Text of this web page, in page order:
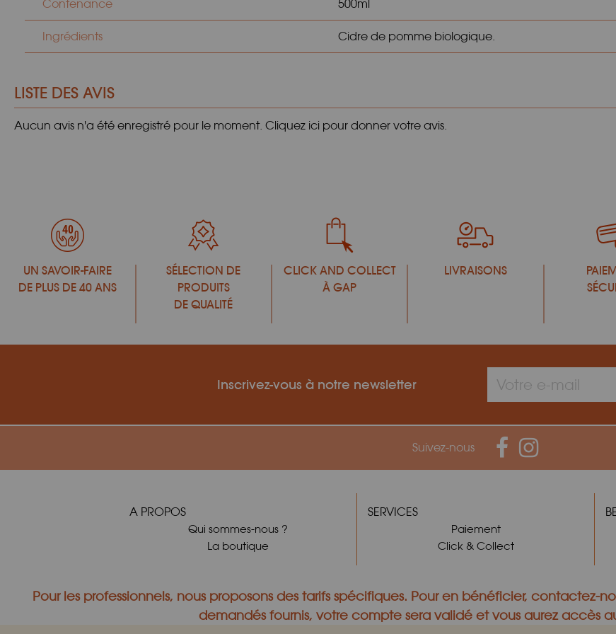
Contenance 500ml
Ingrédients Cidre de pomme biologique.
LISTE DES AVIS
Aucun avis n'a été enregistré pour le moment. Cliquez ici pour donner votre avis.
UN SAVOIR-FAIRE
DE PLUS DE 40 ANS
SÉLECTION DE
PRODUITS
DE QUALITÉ
CLICK AND COLLECT
À GAP
LIVRAISONS
Inscrivez-vous à notre newsletter
Suivez-nous
A PROPOS
Qui sommes-nous ?
La boutique
SERVICES
Paiement
Click & Collect
Pour les professionnels, nous proposons des tarifs spécifiques. Pour en bénéficier, contactez-
demandés fournis, votre compte sera validé et vous aurez accès